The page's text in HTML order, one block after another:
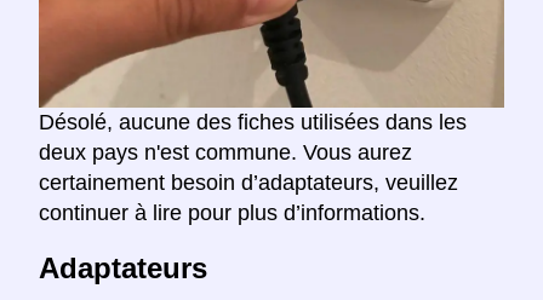
Désolé, aucune des fiches utilisées dans les
deux pays n'est commune. Vous aurez
certainement besoin d’adaptateurs, veuillez
continuer à lire pour plus d’informations.
Adaptateurs